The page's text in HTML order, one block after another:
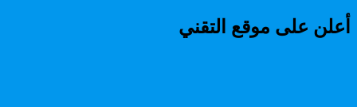
أعلن على موقع التقني